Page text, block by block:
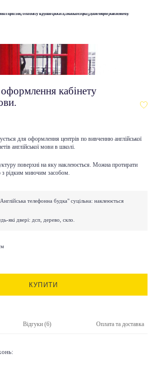
кабінету
для оформлення центрів по вивченню англійської
англійської мови в школі.
поверхні на яку наклеюється. Можна протирати
з рідким миючим засобом.
телефонна будка" суцільна: наклеюється
які двері: дсп, дерево, скло.
КУПИТИ
Відгуки (6) Оплата та доставка